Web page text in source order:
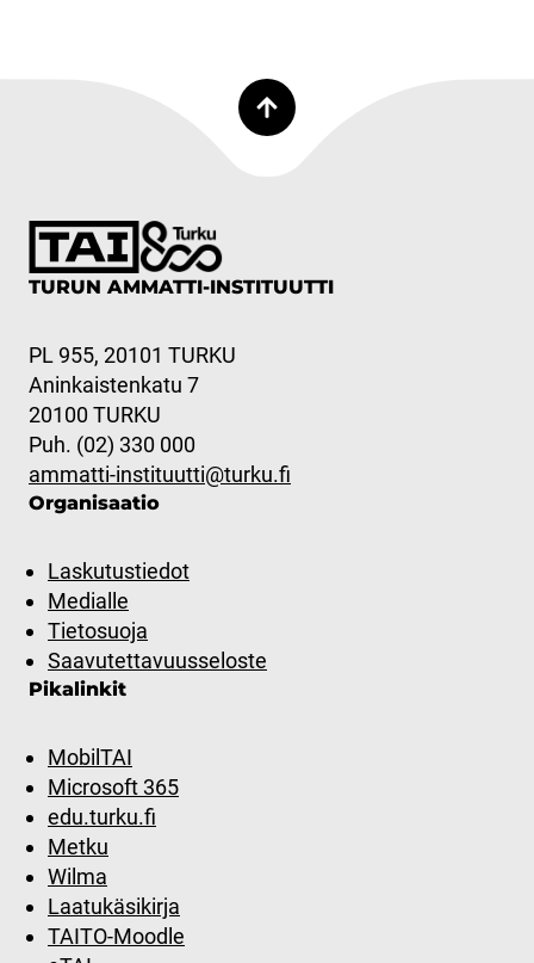
TURUN AMMATTI-INSTITUUTTI
PL 955, 20101 TURKU
Aninkaistenkatu 7
20100 TURKU
Puh. (02) 330 000
ammatti-instituutti@turku.fi
Organisaatio
Laskutustiedot
Medialle
Tietosuoja
Saavutettavuusseloste
Pikalinkit
MobilTAI
Microsoft 365
edu.turku.fi
Metku
Wilma
Laatukäsikirja
TAITO-Moodle